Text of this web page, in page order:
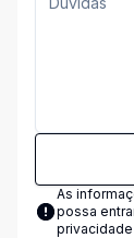
As
possa